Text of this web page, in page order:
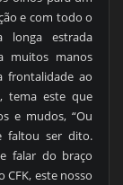
e com todo o
longa estrada
muitos manos
frontalidade ao
tema este que
e mudos, “Ou
faltou ser dito.
falar do braço
este nosso